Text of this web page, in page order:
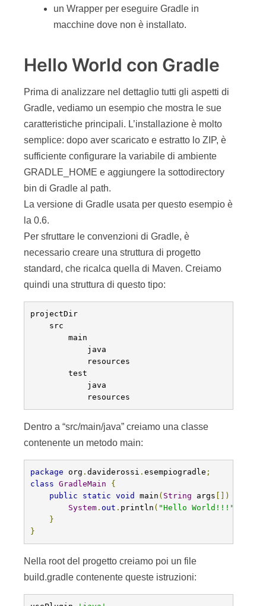
un Wrapper per eseguire Gradle in
macchine dove non è installato.
Hello World con Gradle
Prima di analizzare nel dettaglio tutti gli aspetti di
Gradle, vediamo un esempio che mostra le sue
caratteristiche principali. L’installazione è molto
semplice: dopo aver scaricato e estratto lo ZIP, è
sufficiente configurare la variabile di ambiente
GRADLE_HOME e aggiungere la sottodirectory
bin di Gradle al path.
La versione di Gradle usata per questo esempio è
la 0.6.
Per sfruttare le convenzioni di Gradle, è
necessario creare una struttura di progetto
standard, che ricalca quella di Maven. Creiamo
quindi una struttura di questo tipo:
projectDir
src
main
java
resources
test
java
resources
Dentro a “src/main/java” creiamo una classe
contenente un metodo main:
package org . daviderossi . esempiogradle ;
class GradleMain
{
public
static void main ( String args [])
System . out . println ( "Hello World!!!"
}
}
Nella root del progetto creiamo poi un file
build.gradle contenente queste istruzioni: